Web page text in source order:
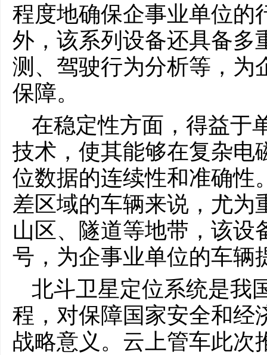
程度地确保企事业单位的
外，该系列设备还具备多
测、驾驶行为分析等，为
保障。
在稳定性方面，得益于
技术，使其能够在复杂电
位数据的连续性和准确性
差区域的车辆来说，尤为
山区、隧道等地带，该设
号，为企事业单位的车辆
北斗卫星定位系统是我
程，对保障国家安全和经
战略意义。云上管车此次